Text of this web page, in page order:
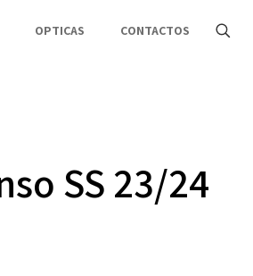
OPTICAS CONTACTOS
SS 23/24